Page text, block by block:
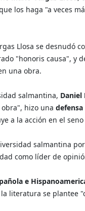
los haga "a veces
Llosa se desnudó
"honoris causa", y
una obra.
salmantina, Daniel
hizo una
a la acción en el
salmantina
como líder de
e
literatura se plantee